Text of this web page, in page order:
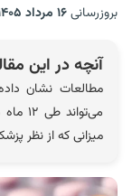
بروزرسانی16 مرداد 1405
آنچه در این
مطالعات نشان
میزانی که از نظر